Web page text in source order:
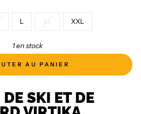
L XL XXL
1 en stock
AU PANIER
SKI ET DE